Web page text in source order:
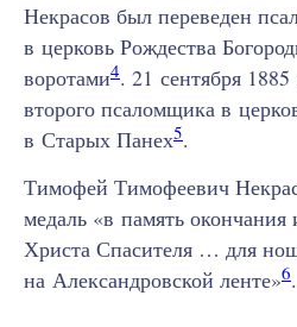
Некрасов был переведен
в церковь Рождества
воротами4. 21 сентября
второго псаломщика в
в Старых Панех5.
Тимофей Тимофеевич
медаль «в память
Христа Спасителя … для
на Александровской ленте»6.